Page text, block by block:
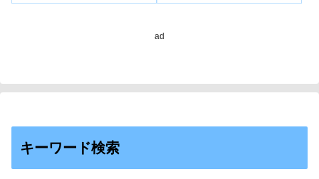
ad
キーワード検索